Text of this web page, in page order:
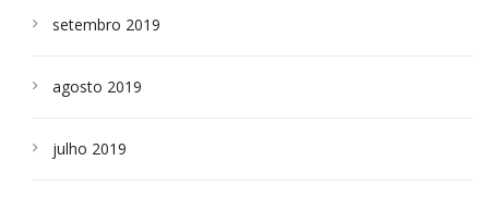
setembro 2019
agosto 2019
julho 2019